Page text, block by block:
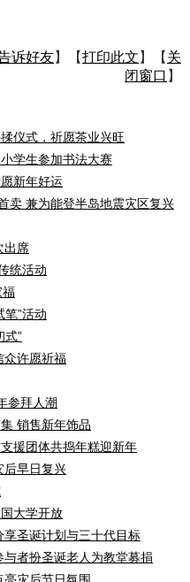
诉好友】【打印此文 】【 关
闭窗口 】
仪式，祈愿茶业兴旺
学生参加书法大赛
新年好运
卖 兼为能登半岛地震灾区复兴
出席
统活动
福
笔”活动
式”
众许愿祈福
参拜人潮
销售新年饰品
援团体共捣年糕迎新年
后早日复兴
大学开放
圣诞计划与三十代目标
者扮圣诞老人为教堂募捐
亮灾后节日氛围